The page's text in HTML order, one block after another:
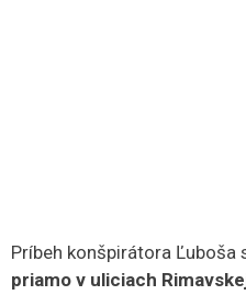
Príbeh konšpirátora Ľuboša
priamo v uliciach